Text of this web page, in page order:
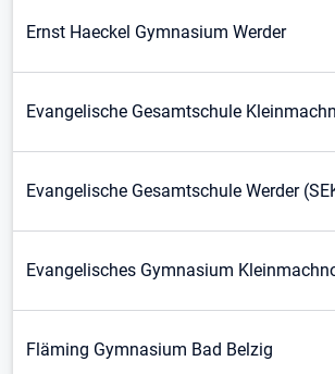
Ernst Haeckel Gymnasium Werder
Evangelische Gesamtschule
Evangelische Gesamtschule Werder
Evangelisches Gymnasium
Fläming Gymnasium Bad Belzig